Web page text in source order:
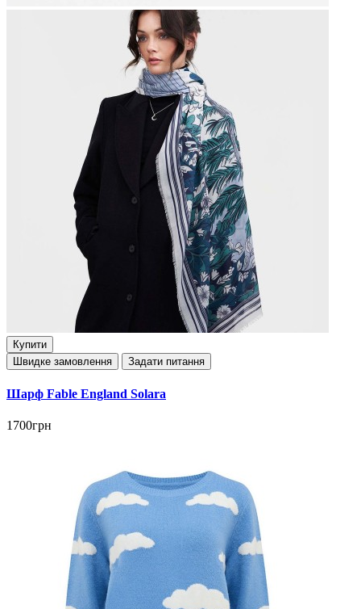
Купити
Швидке замовлення
Задати питання
Шарф Fable England Solara
1700грн